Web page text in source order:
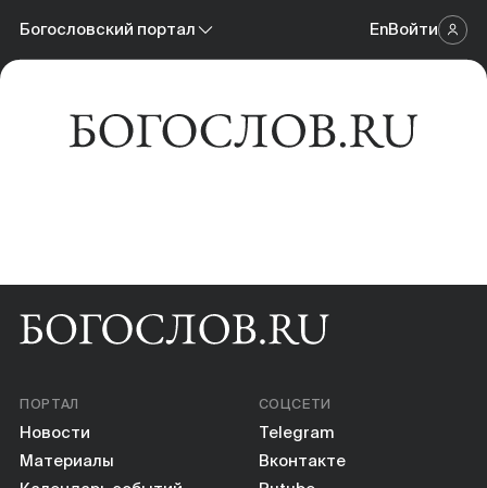
Богословский портал
Богословский портал
EnВойти
Новости
Научные инструменты
ПОРТАЛ
Новости
Материалы
СОЦСЕТИ
Telegram
Вконтакте